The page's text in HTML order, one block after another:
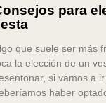
para
que suele ser más
la elección de un
si vamos a
haber